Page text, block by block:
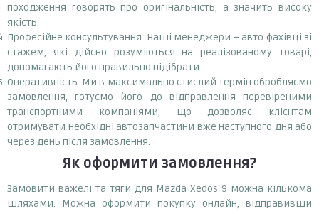
походження говорять про оригінальність, а значить високу
якість.
Професійне консультування. Наші менеджери – авто фахівці зі
стажем, які дійсно розуміються на реалізованому товарі,
допомагають його правильно підібрати.
Оперативність. Ми в максимально стислий термін обробляємо
замовлення, готуємо його до відправлення перевіреними
транспортними компаніями, що дозволяє клієнтам
отримувати необхідні автозапчастини вже наступного дня або
через день після замовлення.
Як оформити замовлення?
Замовити важелі та тяги для Mazda Xedos 9 можна кількома
шляхами. Можна оформити покупку онлайн, відправивши